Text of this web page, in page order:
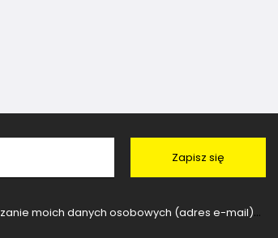
(adres e-mail) na potrzeby wysyłki newslettera z informacją handlową (marketing). Więcej w
Zapisz się